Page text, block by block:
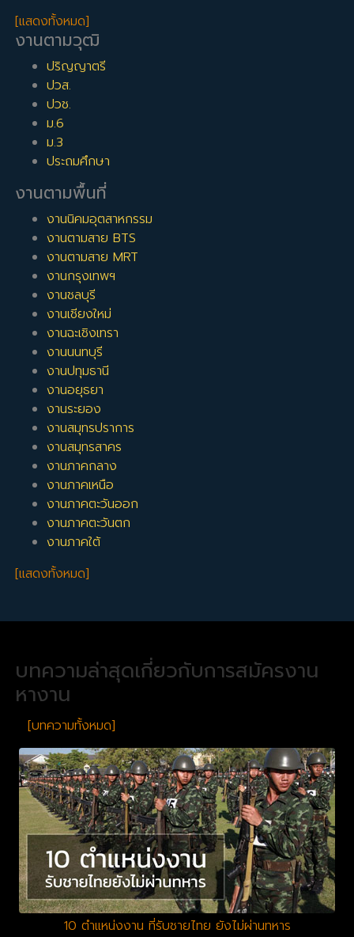
[แสดงทั้งหมด]
งานตามวุฒิ
ปริญญาตรี
ปวส.
ปวช.
ม.6
ม.3
ประถมศึกษา
งานตามพื้นที่
งานนิคมอุตสาหกรรม
งานตามสาย BTS
งานตามสาย MRT
งานกรุงเทพฯ
งานชลบุรี
งานเชียงใหม่
งานฉะเชิงเทรา
งานนนทบุรี
งานปทุมธานี
งานอยุธยา
งานระยอง
งานสมุทรปราการ
งานสมุทรสาคร
งานภาคกลาง
งานภาคเหนือ
งานภาคตะวันออก
งานภาคตะวันตก
งานภาคใต้
[แสดงทั้งหมด]
บทความล่าสุดเกี่ยวกับการสมัครงาน
หางาน
[บทความทั้งหมด]
10 ตำแหน่งงาน ที่รับชายไทย ยังไม่ผ่านทหาร